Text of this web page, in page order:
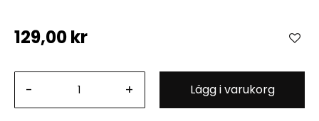
129,00 kr
- + Lägg i varukorg